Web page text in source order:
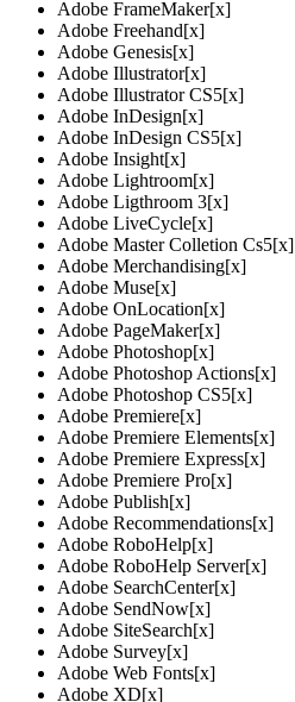
Adobe FrameMaker[x]
Adobe Freehand[x]
Adobe Genesis[x]
Adobe Illustrator[x]
Adobe Illustrator CS5[x]
Adobe InDesign[x]
Adobe InDesign CS5[x]
Adobe Insight[x]
Adobe Lightroom[x]
Adobe Ligthroom 3[x]
Adobe LiveCycle[x]
Adobe Master Colletion Cs5[x]
Adobe Merchandising[x]
Adobe Muse[x]
Adobe OnLocation[x]
Adobe PageMaker[x]
Adobe Photoshop[x]
Adobe Photoshop Actions[x]
Adobe Photoshop CS5[x]
Adobe Premiere[x]
Adobe Premiere Elements[x]
Adobe Premiere Express[x]
Adobe Premiere Pro[x]
Adobe Publish[x]
Adobe Recommendations[x]
Adobe RoboHelp[x]
Adobe RoboHelp Server[x]
Adobe SearchCenter[x]
Adobe SendNow[x]
Adobe SiteSearch[x]
Adobe Survey[x]
Adobe Web Fonts[x]
Adobe XD[x]